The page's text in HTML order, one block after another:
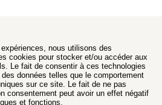
nous utilisons des
cookies pour stocker et/ou accéder aux
Le fait de consentir à ces technologies
données telles que le comportement
sur ce site. Le fait de ne pas
consentement peut avoir un effet négatif
et fonctions.